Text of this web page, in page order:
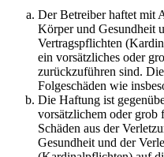
Der Betreiber haftet mit
Körper und Gesundheit
Vertragspflichten
ein vorsätzliches oder
zurückzuführen sind.
Folgeschäden wie
Die Haftung ist
vorsätzlichem oder grob
Schäden aus der
Gesundheit und der